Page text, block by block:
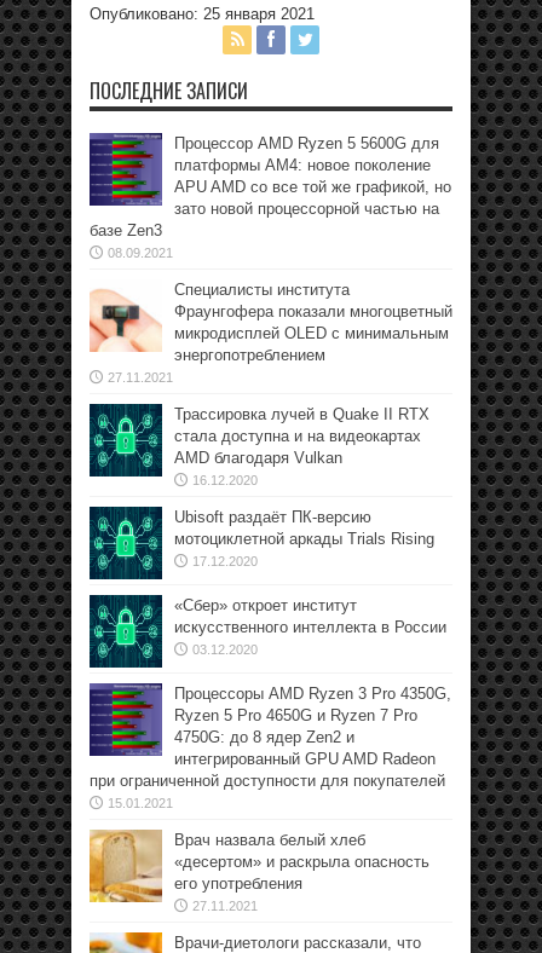
Опубликовано: 25 января 2021
ПОСЛЕДНИЕ ЗАПИСИ
Процессор AMD Ryzen 5 5600G для
платформы АМ4: новое поколение
APU AMD со все той же графикой, но
зато новой процессорной частью на
базе Zen3
08.09.2021
Специалисты института
Фраунгофера показали многоцветный
микродисплей OLED с минимальным
энергопотреблением
27.11.2021
Трассировка лучей в Quake II RTX
стала доступна и на видеокартах
AMD благодаря Vulkan
16.12.2020
Ubisoft раздаёт ПК-версию
мотоциклетной аркады Trials Rising
17.12.2020
«Сбер» откроет институт
искусственного интеллекта в России
03.12.2020
Процессоры AMD Ryzen 3 Pro 4350G,
Ryzen 5 Pro 4650G и Ryzen 7 Pro
4750G: до 8 ядер Zen2 и
интегрированный GPU AMD Radeon
при ограниченной доступности для покупателей
15.01.2021
Врач назвала белый хлеб
«десертом» и раскрыла опасность
его употребления
27.11.2021
Врачи-диетологи рассказали, что